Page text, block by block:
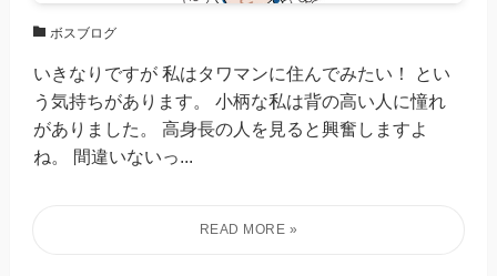
ボスブログ
いきなりですが 私はタワマンに住んでみたい！ とい
う気持ちがあります。 小柄な私は背の高い人に憧れ
がありました。 高身長の人を見ると興奮しますよ
ね。 間違いないっ...